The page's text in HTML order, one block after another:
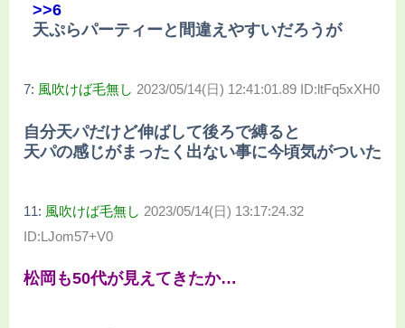
>>6
天ぷらパーティーと間違えやすいだろうが
7: 風吹けば毛無し 2023/05/14(日) 12:41:01.89 ID:ltFq5xXH0
自分天パだけど伸ばして後ろで縛ると
天パの感じがまったく出ない事に今頃気がついた
11: 風吹けば毛無し 2023/05/14(日) 13:17:24.32
ID:LJom57+V0
松岡も50代が見えてきたか…